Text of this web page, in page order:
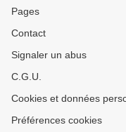
Pages
Contact
Signaler un abus
C.G.U.
Cookies et données
Préférences cookies